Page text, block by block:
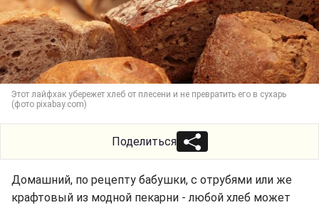
Этот лайфхак убережет хлеб от плесени и не превратить его в сухарь
(фото pixabay.com)
Поделиться
Домашний, по рецепту бабушки, с отрубями или же
крафтовый из модной пекарни - любой хлеб может